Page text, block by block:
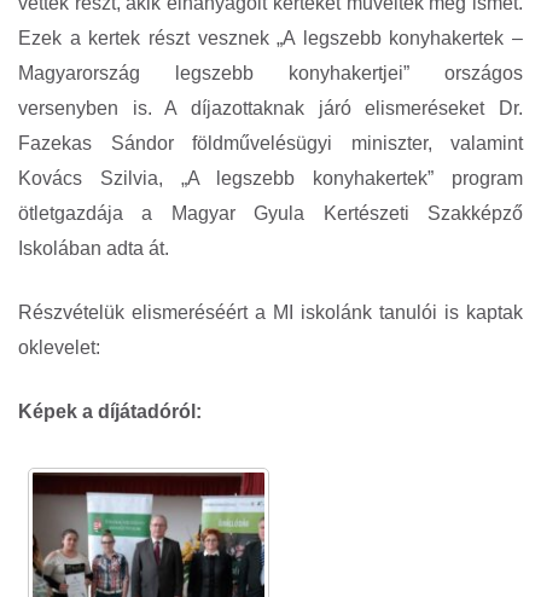
Ezek a kertek részt vesznek „A legszebb konyhakertek –
Magyarország legszebb konyhakertjei” országos
versenyben is. A díjazottaknak járó elismeréseket Dr.
Fazekas Sándor földművelésügyi miniszter, valamint
Kovács Szilvia, „A legszebb konyhakertek” program
ötletgazdája a Magyar Gyula Kertészeti Szakképző
Iskolában adta át.
Részvételük elismeréséért a MI iskolánk tanulói is kaptak
oklevelet:
Képek a díjátadóról: